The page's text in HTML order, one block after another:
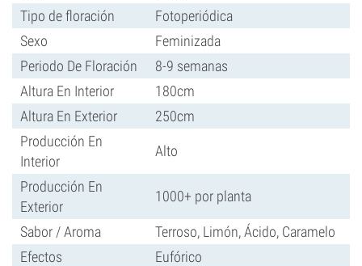
Tipo de floración
Fotoperiódica
Sexo
Feminizada
Periodo De Floración
8-9 semanas
Altura En Interior
180cm
Altura En Exterior
250cm
Producción En
Interior
Alto
Producción En
Exterior
1000+ por planta
Sabor / Aroma
Terroso, Limón, Ácido, Caramelo
Efectos
Eufórico